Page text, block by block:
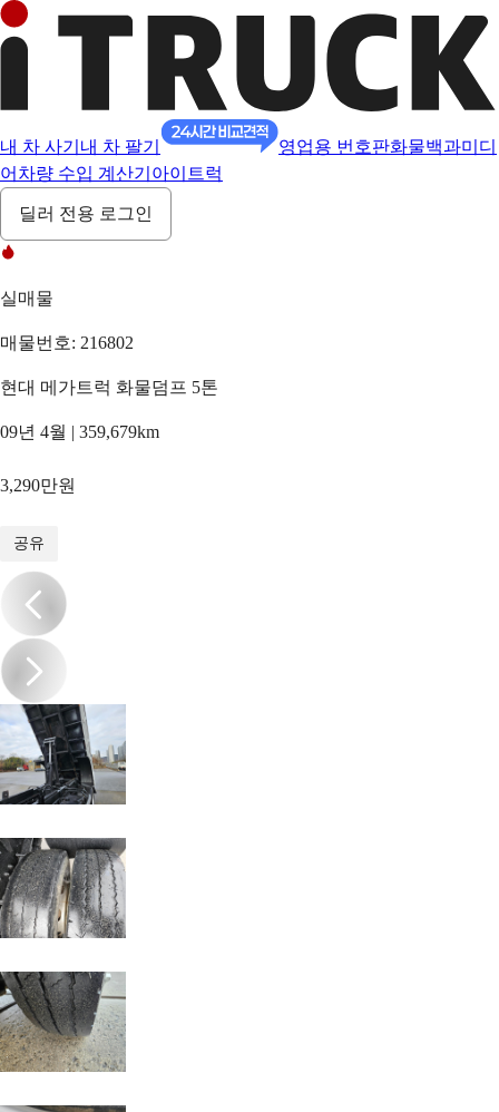
내 차 사기 내 차 팔기 영업용 번호판화물백과미디
어 차량 수입 계산기 아이트럭
딜러 전용 로그인
실매물
매물번호: 216802
현대 메가트럭 화물덤프 5톤
09년 4월 | 359,679km
3,290만원
공유
/13